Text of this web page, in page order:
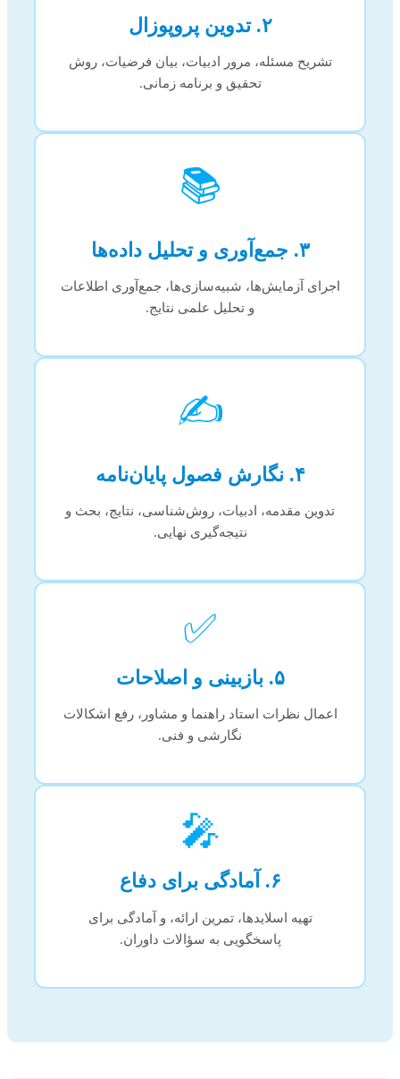
۲. تدوین پروپوزال
تشریح مسئله، مرور ادبیات، بیان فرضیات، روش
تحقیق و برنامه زمانی.
📚
۳. جمع‌آوری و تحلیل داده‌ها
اجرای آزمایش‌ها، شبیه‌سازی‌ها، جمع‌آوری اطلاعات
و تحلیل علمی نتایج.
✍️
۴. نگارش فصول پایان‌نامه
تدوین مقدمه، ادبیات، روش‌شناسی، نتایج، بحث و
نتیجه‌گیری نهایی.
✅
۵. بازبینی و اصلاحات
اعمال نظرات استاد راهنما و مشاور، رفع اشکالات
نگارشی و فنی.
🎤
۶. آمادگی برای دفاع
تهیه اسلایدها، تمرین ارائه، و آمادگی برای
پاسخگویی به سؤالات داوران.